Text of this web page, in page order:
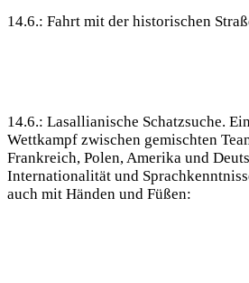
14.6.: Fahrt mit der historischen
14.6.: Lasallianische Schatzsuche.
Wettkampf zwischen gemischten
Frankreich, Polen, Amerika und
Internationalität und
auch mit Händen und Füßen: